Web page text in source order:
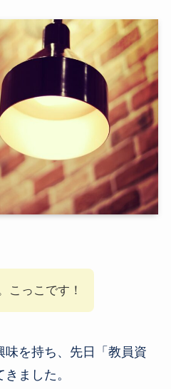
こっこです！
を持ち、先日「教員資
ました。